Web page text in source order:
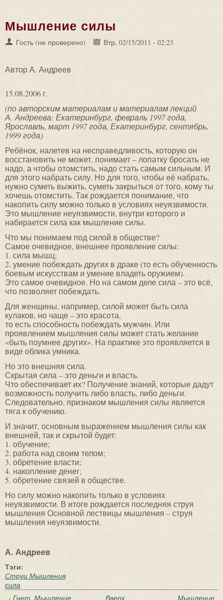
Мышление силы
Гость (не проверено) Втр, 02/15/2011 - 02:23
Автор А. Андреев
15.08.2006 г.
(по авторским материалам и материалам лекций
А. Андреева: Екатеринбург, февраль 1997 года,
Ярославль, март 1997 года, Екатеринбург, сентябрь,
1999 года)
Ребёнок, налетев на несправедливость, которую он
восстановить не может, понимает – лопатку бросать не
надо, а чтобы отомстить, надо стать самым сильным. И
для этого набрать силу. Но для того, чтобы её набрать,
нужно суметь выжить, суметь закрыться от того, кому ты
хочешь отомстить. Так рождается понимание, что
накопить силу можно только в условиях неуязвимости.
Это мышление неуязвимости, внутри которого и
набирается сила как мышление силы.
Что мы понимаем под силой в обществе?
Самое очевидное, внешнее проявление силы:
1. сила мышц;
2. умение побеждать других в драке (то есть обученность
боевым искусствам и умение владеть оружием).
Это самое очевидное. Но на самом деле сила – это всё,
что позволяет побеждать.
Для женщины, например, силой может быть сила
кулаков, но чаще – это красота,
то есть способность побеждать мужчин. Или
проявлением мышления силы может стать желание
«быть поумнее других». На практике это проявляется в
виде облика умника.
Но это внешняя сила.
Скрытая сила – это деньги и власть.
Что обеспечивает их? Получение знаний, которые дадут
возможность получить либо власть, либо деньги.
Следовательно, признаком мышления силы является
тяга к обучению.
И значит, основным выражением мышления силы как
внешней, так и скрытой будет:
1. обучение;
2. работа над своим телом;
3. обретение власти;
4. накопление денег;
5. обретение связей в обществе.
Но силу можно накопить только в условиях
неуязвимости. В итоге рождается последняя струя
мышления Основной лествицы мышления – струя
мышления неуязвимости.
А. Андреев
Тэги:
Струи Мышления
сила
‹ Гнет. Мышление
Вверх Мышление